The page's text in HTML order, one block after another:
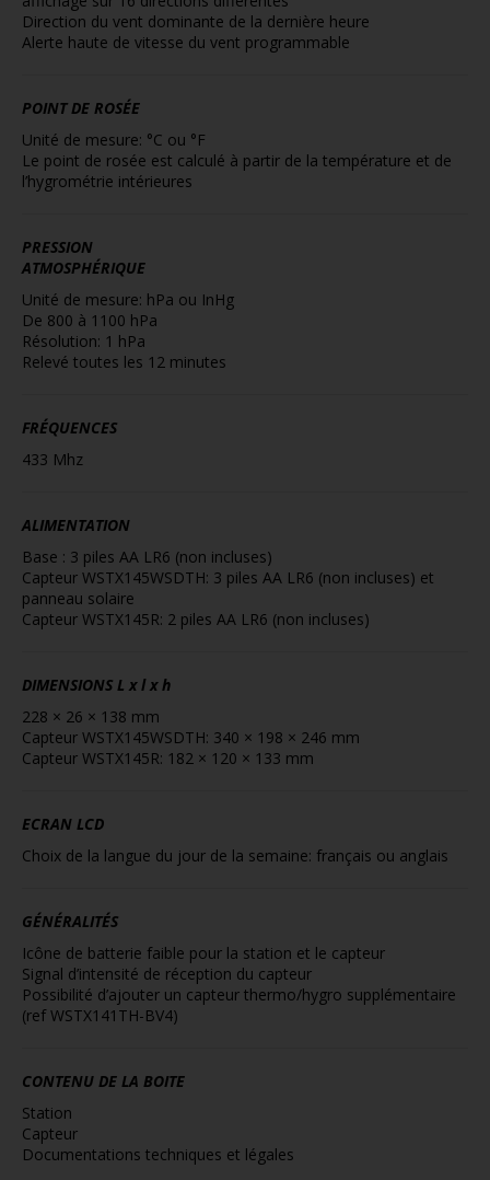
Direction du vent dominante de la dernière heure
Alerte haute de vitesse du vent programmable
POINT DE ROSÉE
Unité de mesure: °C ou °F
Le point de rosée est calculé à partir de la température et de
l’hygrométrie intérieures
PRESSION
ATMOSPHÉRIQUE
Unité de mesure: hPa ou InHg
De 800 à 1100 hPa
Résolution: 1 hPa
Relevé toutes les 12 minutes
FRÉQUENCES
433 Mhz
ALIMENTATION
Base : 3 piles AA LR6 (non incluses)
Capteur WSTX145WSDTH: 3 piles AA LR6 (non incluses) et
panneau solaire
Capteur WSTX145R: 2 piles AA LR6 (non incluses)
DIMENSIONS L x l x h
228 × 26 × 138 mm
Capteur WSTX145WSDTH: 340 × 198 × 246 mm
Capteur WSTX145R: 182 × 120 × 133 mm
ECRAN LCD
Choix de la langue du jour de la semaine: français ou anglais
GÉNÉRALITÉS
Icône de batterie faible pour la station et le capteur
Signal d’intensité de réception du capteur
Possibilité d’ajouter un capteur thermo/hygro supplémentaire
(ref WSTX141TH-BV4)
CONTENU DE LA BOITE
Station
Capteur
Documentations techniques et légales